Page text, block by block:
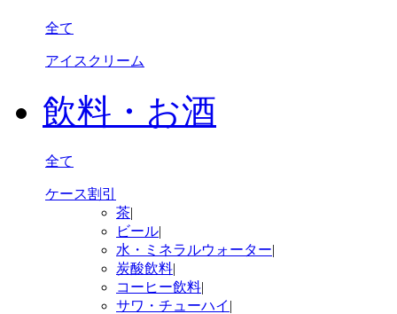
全て
アイスクリーム
飲料・お酒
全て
ケース割引
茶|
ビール|
水・ミネラルウォーター|
炭酸飲料|
コーヒー飲料|
サワ・チューハイ |